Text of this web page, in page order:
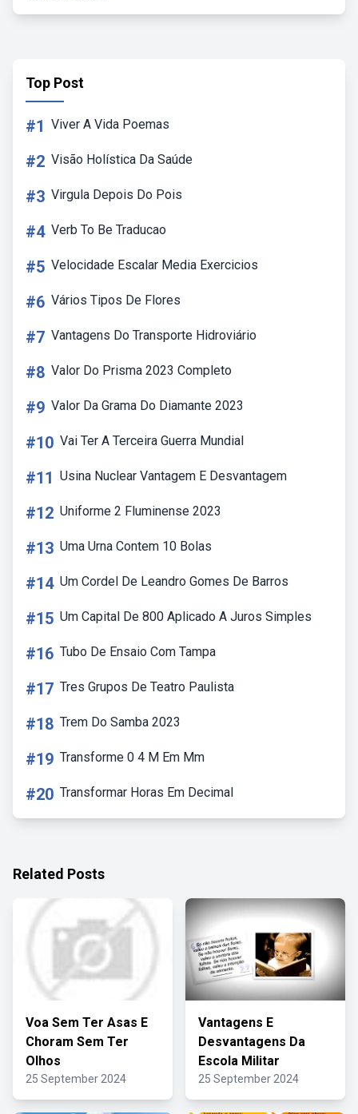
Top Post
#1 Viver A Vida Poemas
#2 Visão Holística Da Saúde
#3 Virgula Depois Do Pois
#4 Verb To Be Traducao
#5 Velocidade Escalar Media Exercicios
#6 Vários Tipos De Flores
#7 Vantagens Do Transporte Hidroviário
#8 Valor Do Prisma 2023 Completo
#9 Valor Da Grama Do Diamante 2023
#10 Vai Ter A Terceira Guerra Mundial
#11 Usina Nuclear Vantagem E Desvantagem
#12 Uniforme 2 Fluminense 2023
#13 Uma Urna Contem 10 Bolas
#14 Um Cordel De Leandro Gomes De Barros
#15 Um Capital De 800 Aplicado A Juros Simples
#16 Tubo De Ensaio Com Tampa
#17 Tres Grupos De Teatro Paulista
#18 Trem Do Samba 2023
#19 Transforme 0 4 M Em Mm
#20 Transformar Horas Em Decimal
Related Posts
Voa Sem Ter Asas E
Choram Sem Ter
Olhos
25 September 2024
Vantagens E
Desvantagens Da
Escola Militar
25 September 2024